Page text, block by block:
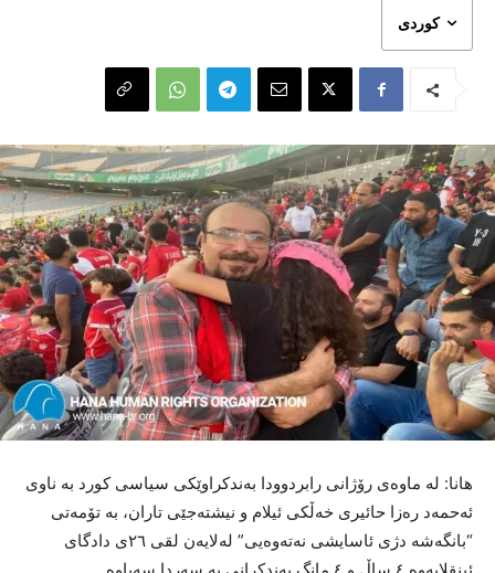
کوردی
هانا: لە ماوەی رۆژانی رابردوودا بەندکراوێکی سیاسی کورد بە ناوی
ئەحمەد رەزا حائیری خەڵکی ئیلام و نیشتەجێی تاران، بە تۆمەتی
“بانگەشە دژی ئاسایشی نەتەوەیی” لەلایەن لقی ٢٦ی دادگای